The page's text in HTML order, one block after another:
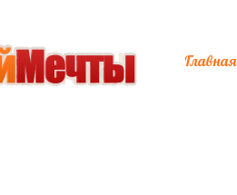
Главная